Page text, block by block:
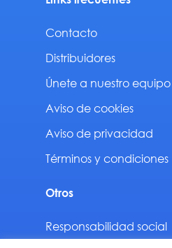
Contacto
Distribuidores
Únete a nuestro equipo
Aviso de cookies
Aviso de privacidad
Términos y condiciones
Otros
Responsabilidad social